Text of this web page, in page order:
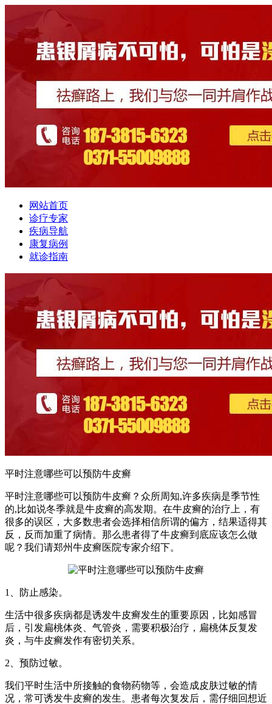
网站首页
诊疗专家
疾病导航
康复病例
就诊指南
平时注意哪些可以预防牛皮癣
平时注意哪些可以预防牛皮癣？众所周知,许多疾病是季节性
的,比如说冬季就是牛皮癣的高发期。在牛皮癣的治疗上，有
很多的误区，大多数患者会选择相信所谓的偏方，结果适得其
反，反而加重了病情。那么患者得了牛皮癣到底应该怎么做
呢？我们请郑州牛皮癣医院专家介绍下。
1、防止感染。
生活中很多疾病都是诱发牛皮癣发生的重要原因，比如感冒
后，引发扁桃体炎、气管炎，需要积极治疗，扁桃体反复发
炎，与牛皮癣发作有密切关系。
2、预防过敏。
我们平时生活中所接触的食物药物等，会造成皮肤过敏的情
况，常可诱发牛皮癣的发生。患者每次复发后，需仔细回想近